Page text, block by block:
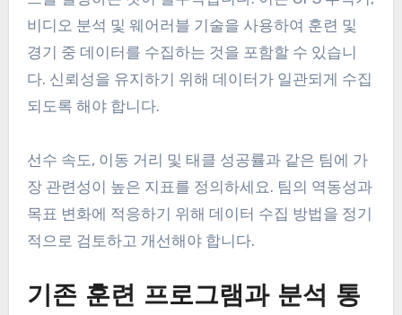
비디오 분석 및 웨어러블 기술을 사용하여 훈련 및
경기 중 데이터를 수집하는 것을 포함할 수 있습니
다. 신뢰성을 유지하기 위해 데이터가 일관되게 수집
되도록 해야 합니다.
선수 속도, 이동 거리 및 태클 성공률과 같은 팀에 가
장 관련성이 높은 지표를 정의하세요. 팀의 역동성과
목표 변화에 적응하기 위해 데이터 수집 방법을 정기
적으로 검토하고 개선해야 합니다.
기존 훈련 프로그램과 분석 통